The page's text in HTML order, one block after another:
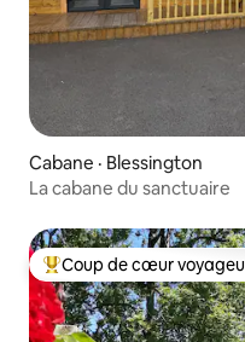
Cabane · Blessington
La cabane du sanctuaire
Coup de cœur voyageurs
Coup de cœur